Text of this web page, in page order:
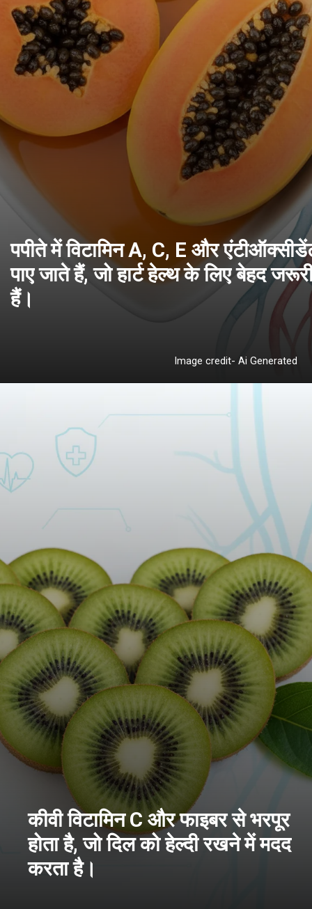
पपीते में विटामिन A, C, E और
पाए जाते हैं, जो हार्ट हेल्थ के लिए बेहद
Image credit- Ai Generated
कीवी विटामिन C और फाइबर से भरपूर
होता है, जो दिल को हेल्दी रखने में मदद
करता है।